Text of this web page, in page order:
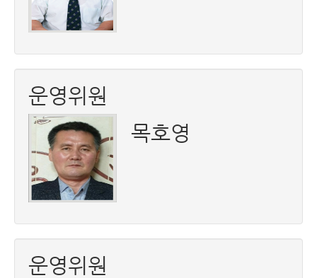
운영위원
목호영
운영위원